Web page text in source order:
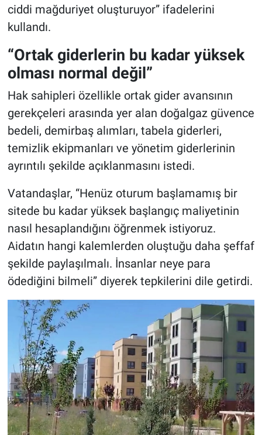
ciddi mağduriyet oluşturuyor” ifadelerini
kullandı.
“Ortak giderlerin bu kadar yüksek
olması normal değil”
Hak sahipleri özellikle ortak gider avansının
gerekçeleri arasında yer alan doğalgaz güvence
bedeli, demirbaş alımları, tabela giderleri,
temizlik ekipmanları ve yönetim giderlerinin
ayrıntılı şekilde açıklanmasını istedi.
Vatandaşlar, “Henüz oturum başlamamış bir
sitede bu kadar yüksek başlangıç maliyetinin
nasıl hesaplandığını öğrenmek istiyoruz.
Aidatın hangi kalemlerden oluştuğu daha şeffaf
şekilde paylaşılmalı. İnsanlar neye para
ödediğini bilmeli” diyerek tepkilerini dile getirdi.